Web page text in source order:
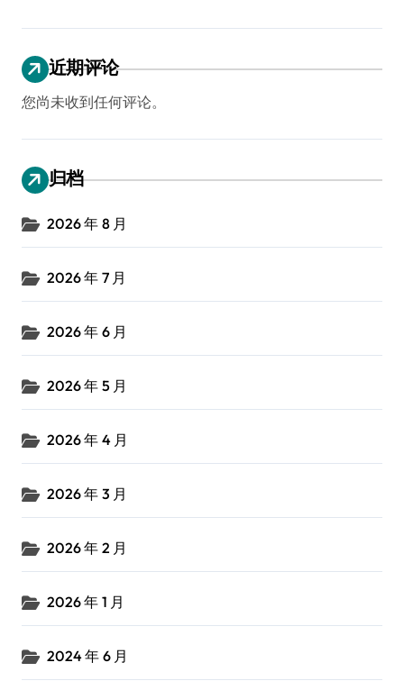
近期评论
您尚未收到任何评论。
归档
2026 年 8 月
2026 年 7 月
2026 年 6 月
2026 年 5 月
2026 年 4 月
2026 年 3 月
2026 年 2 月
2026 年 1 月
2024 年 6 月